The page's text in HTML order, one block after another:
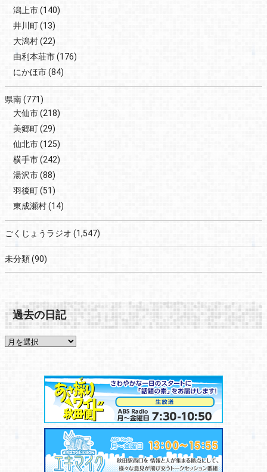
潟上市(140)
井川町(13)
大潟村(22)
由利本荘市(176)
にかほ市(84)
県南(771)
大仙市(218)
美郷町(29)
仙北市(125)
横手市(242)
湯沢市(88)
羽後町(51)
東成瀬村(14)
ごくじょうラジオ (1,547)
未分類(90)
過去の日記